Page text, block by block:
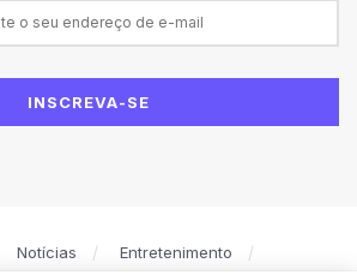
Notícias
Entretenimento